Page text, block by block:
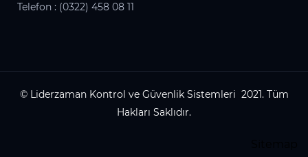
Telefon : (0322) 458 08 11
© Liderzaman Kontrol ve Güvenlik Sistemleri 2021. Tüm
Hakları Saklıdır.